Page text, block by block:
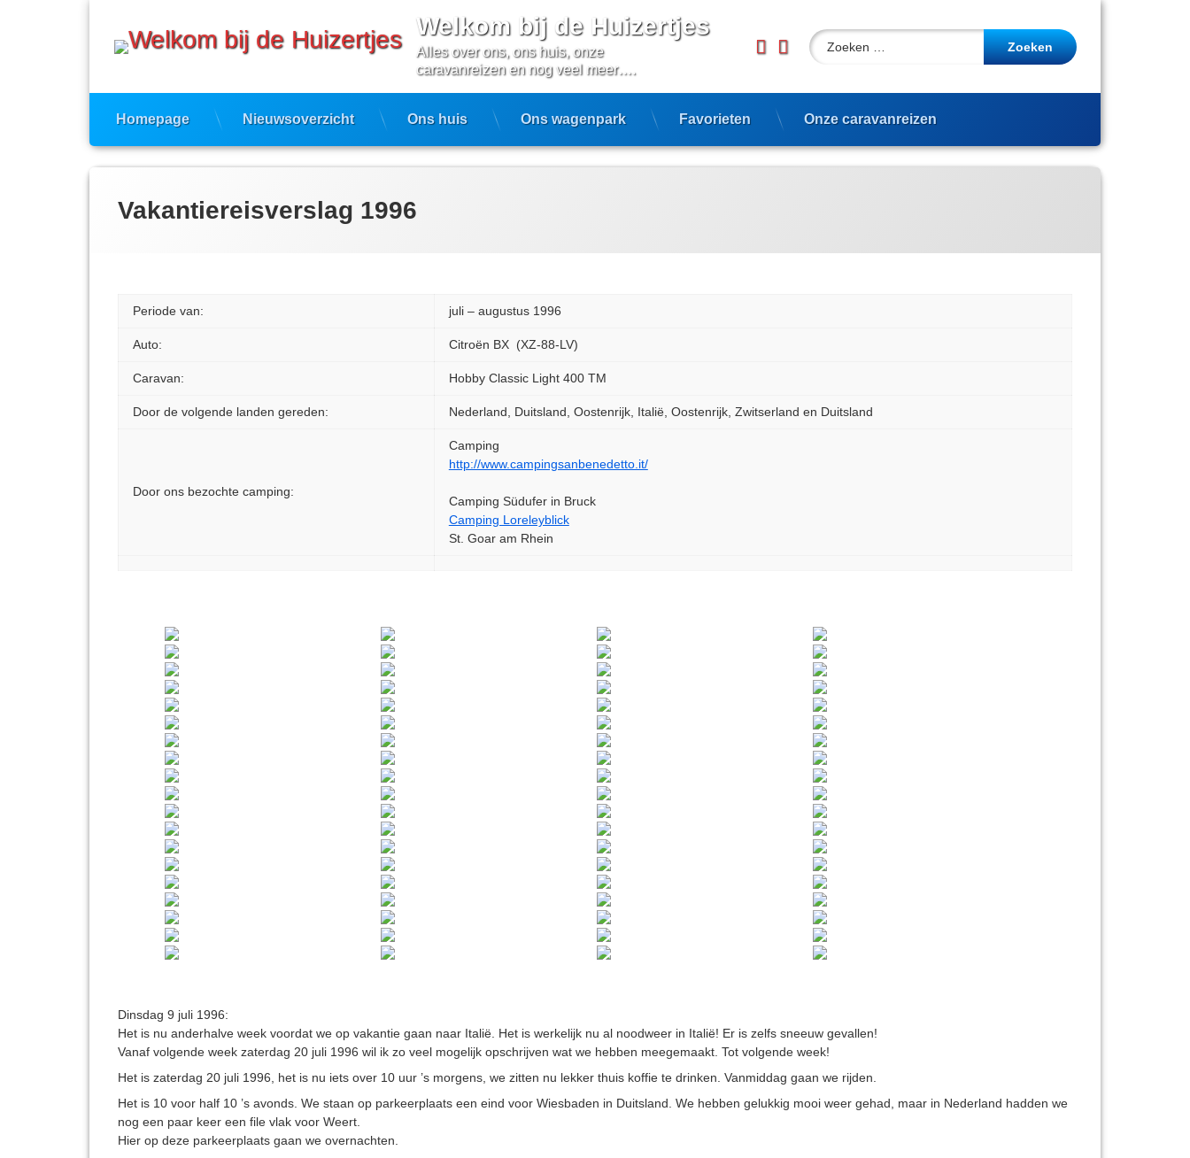
Welkom bij de Huizertjes
Alles over ons, ons huis, onze
caravanreizen en nog veel meer….
Facebook
YouTube
Zoeken naar:
Homepage Nieuwsoverzicht Ons huis Ons wagenpark Favorieten Onze caravanreizen
Vakantiereisverslag 1996
Periode van: juli – augustus 1996
Auto: Citroën BX (XZ-88-LV)
Caravan: Hobby Classic Light 400 TM
Door de volgende landen gereden: Nederland, Duitsland, Oostenrijk, Italië, Oostenrijk, Zwitserland en Duitsland
Door ons bezochte camping:
Camping
http://www.campingsanbenedetto.it/
Camping Südufer in Bruck
Camping Loreleyblick
St. Goar am Rhein
Dinsdag 9 juli 1996:
Het is nu anderhalve week voordat we op vakantie gaan naar Italië. Het is werkelijk nu al noodweer in Italië! Er is zelfs sneeuw gevallen!
Vanaf volgende week zaterdag 20 juli 1996 wil ik zo veel mogelijk opschrijven wat we hebben meegemaakt. Tot volgende week!
Het is zaterdag 20 juli 1996, het is nu iets over 10 uur ’s morgens, we zitten nu lekker thuis koffie te drinken. Vanmiddag gaan we rijden.
Het is 10 voor half 10 ’s avonds. We staan op parkeerplaats een eind voor Wiesbaden in Duitsland. We hebben gelukkig mooi weer gehad, maar in Nederland hadden we
nog een paar keer een file vlak voor Weert.
Hier op deze parkeerplaats gaan we overnachten.